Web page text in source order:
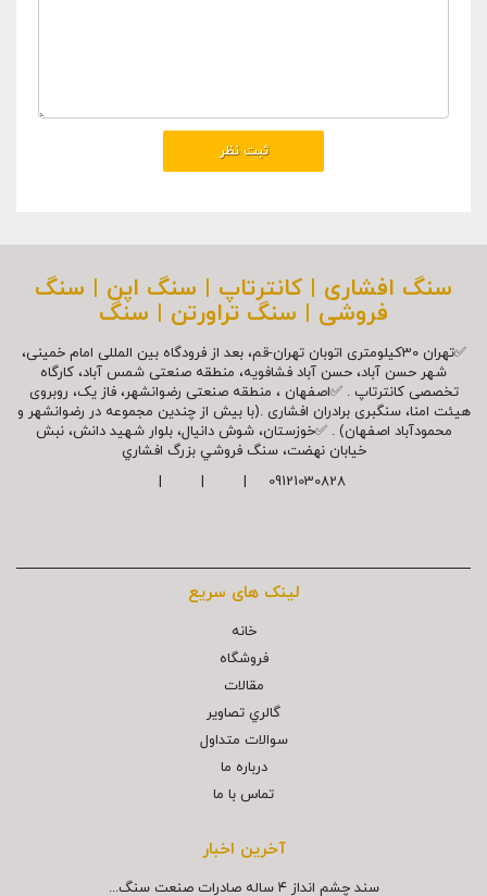
سنگ افشاری | کانترتاپ | سنگ اپن | سنگ
فروشی | سنگ تراورتن | سنگ
✅تهران 30کیلومتری اتوبان تهران-قم، بعد از فرودگاه بین المللی امام خمینی،
شهر حسن آباد، حسن آباد فشافویه، منطقه صنعتی شمس آباد، کارگاه
تخصصی کانترتاپ . ✅اصفهان ، منطقه صنعتی رضوانشهر، فاز یک، روبروی
هیئت امنا، سنگبری برادران افشاری .(با بیش از چندین مجموعه در رضوانشهر و
محمودآباد اصفهان) . ✅خوزستان، شوش دانیال، بلوار شهيد دانش، نبش
خیابان نهضت، سنگ فروشي بزرگ افشاري
09121030828 | | |
لینک های سریع
خانه
فروشگاه
مقالات
گالري تصاوير
سوالات متداول
درباره ما
تماس با ما
آخرین اخبار
سند چشم انداز ۴ ساله صادرات صنعت سنگ...